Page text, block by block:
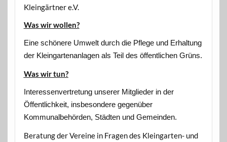
Kleingärtner e.V.
Was wir wollen?
Eine schönere Umwelt durch die Pflege und Erhaltung
der Kleingartenanlagen als Teil des öffentlichen Grüns.
Was wir tun?
Interessenvertretung unserer Mitglieder in der
Öffentlichkeit, insbesondere gegenüber
Kommunalbehörden, Städten und Gemeinden.
Beratung der Vereine in Fragen des Kleingarten- und